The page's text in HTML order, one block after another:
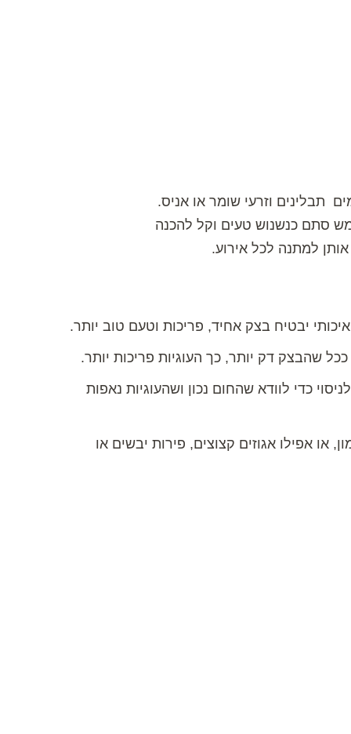
תבלינים וזרעי שומר או אניס.
סתם כנשנוש טעים וקל להכנה
למתנה לכל אירוע.
יבטיח בצק אחיד, פריכות וטעם טוב יותר.
שהבצק דק יותר, כך העוגיות פריכות יותר.
כדי לוודא שהחום נכון ושהעוגיות נאפות
או אפילו אגוזים קצוצים, פירות יבשים או